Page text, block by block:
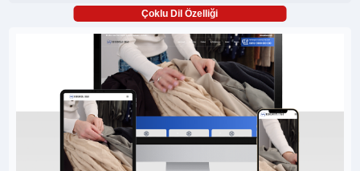
Çoklu Dil Özelliği